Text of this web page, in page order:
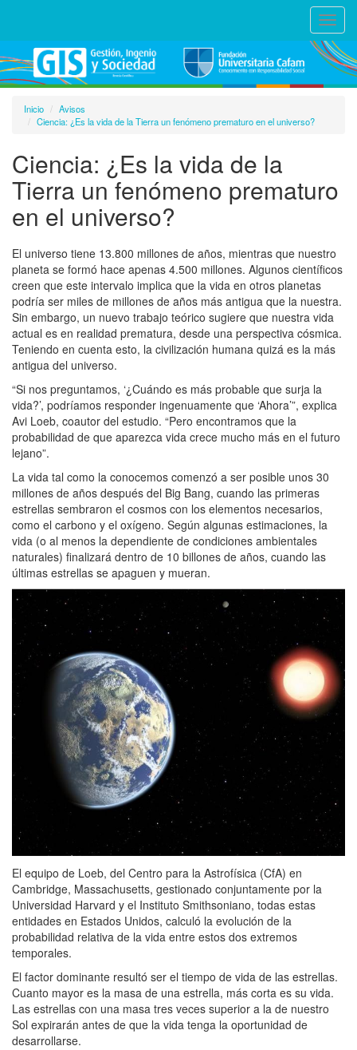
Inicio
Avisos
Ciencia: ¿Es la vida de la Tierra un fenómeno prematuro en el universo?
Ciencia: ¿Es la vida de la
Tierra un fenómeno prematuro
en el universo?
El universo tiene 13.800 millones de años, mientras que nuestro
planeta se formó hace apenas 4.500 millones. Algunos científicos
creen que este intervalo implica que la vida en otros planetas
podría ser miles de millones de años más antigua que la nuestra.
Sin embargo, un nuevo trabajo teórico sugiere que nuestra vida
actual es en realidad prematura, desde una perspectiva cósmica.
Teniendo en cuenta esto, la civilización humana quizá es la más
antigua del universo.
“Si nos preguntamos, ‘¿Cuándo es más probable que surja la
vida?’, podríamos responder ingenuamente que ‘Ahora’”, explica
Avi Loeb, coautor del estudio. “Pero encontramos que la
probabilidad de que aparezca vida crece mucho más en el futuro
lejano”.
La vida tal como la conocemos comenzó a ser posible unos 30
millones de años después del Big Bang, cuando las primeras
estrellas sembraron el cosmos con los elementos necesarios,
como el carbono y el oxígeno. Según algunas estimaciones, la
vida (o al menos la dependiente de condiciones ambientales
naturales) finalizará dentro de 10 billones de años, cuando las
últimas estrellas se apaguen y mueran.
El equipo de Loeb, del Centro para la Astrofísica (CfA) en
Cambridge, Massachusetts, gestionado conjuntamente por la
Universidad Harvard y el Instituto Smithsoniano, todas estas
entidades en Estados Unidos, calculó la evolución de la
probabilidad relativa de la vida entre estos dos extremos
temporales.
El factor dominante resultó ser el tiempo de vida de las estrellas.
Cuanto mayor es la masa de una estrella, más corta es su vida.
Las estrellas con una masa tres veces superior a la de nuestro
Sol expirarán antes de que la vida tenga la oportunidad de
desarrollarse.